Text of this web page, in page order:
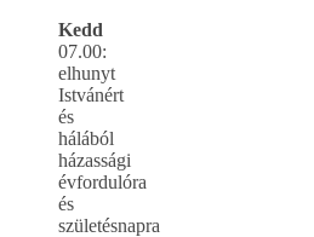
Kedd
07.00:
elhunyt
Istvánért
és
hálából
házassági
évfordulóra
és
születésnapra